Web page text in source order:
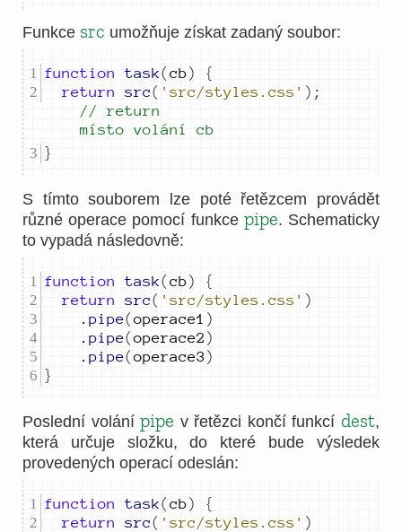
Funkce src umožňuje získat zadaný soubor:
function task( cb)
{
return
src( 'src/styles.css' ) ;
// return
místo volání cb
}
S tímto souborem lze poté řetězcem provádět
různé operace pomocí funkce pipe. Schematicky
to vypadá následovně:
function task( cb)
{
return
src( 'src/styles.css' )
. pipe(operace1 )
. pipe(operace2 )
. pipe(operace3 )
}
Poslední volánípipe v řetězci končí funkcídest,
která určuje složku, do které bude výsledek
provedených operací odeslán:
function task( cb)
{
return
src( 'src/styles.css' )